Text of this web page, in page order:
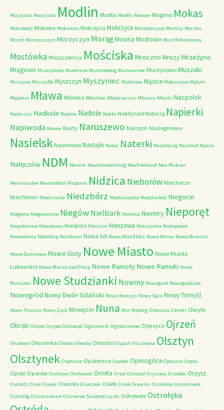
Moczyska Moczysko Modlin Modła Modłki Moeser Mogilno Mokas
Mokobody Mokowo Mokronos Mokrzyca Mokrzyce Molibdorzyce Morliny Morsko
Moryń Morzeszczyn Morzyczyn MorągMosina Mostowo Most Południowy
Mostówka Moszczenica Mościska Mroczno Mrozy Mrzeżyno
Mrągowo Mszczonów Muellrose Muncheberg Murowaniec Murzynowo Muszaki
Muszyna Myszadła Myszczyn Myszyniec Myślinów Mącice Mąkoszyce Mątyki
Mężenin Mława Mławka Młochów Młodzieszyn Młynary Młynki Nacpolsk
Nadarzyn Nadkole Nadma Nadole Nakło Nakło nad Notecią Napierki
Napiwoda Narew Narty Naruszewo Narzym Nasiegniewo
Nasielsk Nasierowo Nastajki Natać Naterki Naumburg Naunhof Nawra
Nałęczów NDM Nerwik Neubrandenburg Neufriedland Neu Mukran
Neumunster Neutrebbin Nicponia Nidzica Nieborów Niechorze
Niechłonin Niedrzwica Niedzbórz Niedźwiadna Niedźwiedź Niegocin
Niegowa Niegowonice Niegów Nielbark Niemica Niemiry Nieporęt
Niepołomice Nieradowo Nieskórz Niestum Nieszawa Nieszawka Nietoperek
Niewodnica Nootdorp Nordhavn Nowa Sól Nowa Wieś Ełcka Nowa Wrona Nowe Brzesko
Nowe Duninowo Nowe Guty Nowe Miasto Nowe Miasto
Lubawskie Nowe Miasto nad Pilicą Nowe Ramoty Nowe Ramuki Nowe
Rumunki Nowe Studzianki Nowiny Nowogard Nowogrodziec
Nowogród Nowy Dwór Gdański Nowy Korczyn Nowy Sącz Nowy Tomyśl
Nowy Troszyn Nowy Zyck Nowęcin Nuna Nur Nyborg Obierwia Obroki Obryte
Obrąb Ocięte Ocypel Odrowąż Ogorzelnik Ogrodzieniec Ojerzyce Ojrzeń
Okalewo Okuninka Olecko Olendy Oleszno Olpuch Olszewka Olsztyn
Olsztynek Olędzkie Opalenica Opaleń Opinogóra Opoczno Opoki
Opole Oporów Orchowo Orchówek Orneta Ortel Ortrand Oryszew Orzełek Orzysz
Oschatz Osie Osieck Osiecko Osieczek Osiek Osiek Drawski Osmolice Osnabrueck
Ostroróg Ostroszowice Ostrowiec Świętokrzyski Ostrowite Ostrołęka